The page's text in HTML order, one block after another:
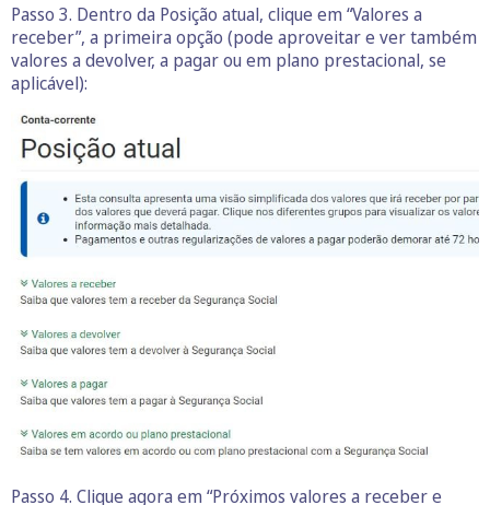
Passo 3. Dentro da Posição atual, clique em “Valores a
receber”, a primeira opção (pode aproveitar e ver também
valores a devolver, a pagar ou em plano prestacional, se
aplicável):
Passo 4. Clique agora em “Próximos valores a receber e